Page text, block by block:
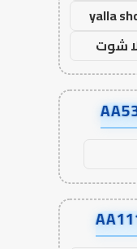
yalla
شوت